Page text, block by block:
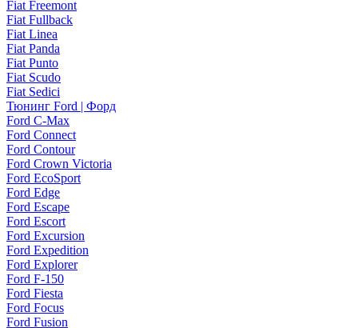
Fiat Freemont
Fiat Fullback
Fiat Linea
Fiat Panda
Fiat Punto
Fiat Scudo
Fiat Sedici
Тюнинг Ford | Форд
Ford C-Max
Ford Connect
Ford Contour
Ford Crown Victoria
Ford EcoSport
Ford Edge
Ford Escape
Ford Escort
Ford Excursion
Ford Expedition
Ford Explorer
Ford F-150
Ford Fiesta
Ford Focus
Ford Fusion